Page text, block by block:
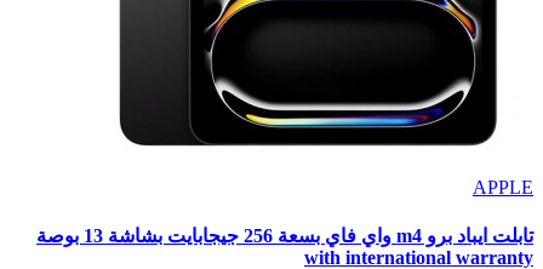
APPLE
تابلت ايباد برو m4 واي فاي بسعة 256 جيجابايت بشاشة 13 بوصة
with international warranty